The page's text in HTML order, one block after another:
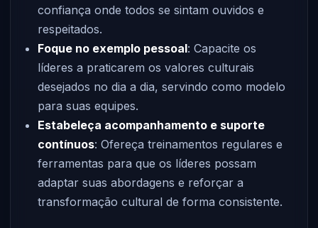
confiança onde todos se sintam ouvidos e
respeitados.
Foque no exemplo pessoal: Capacite os
líderes a praticarem os valores culturais
desejados no dia a dia, servindo como modelo
para suas equipes.
Estabeleça acompanhamento e suporte
contínuos: Ofereça treinamentos regulares e
ferramentas para que os líderes possam
adaptar suas abordagens e reforçar a
transformação cultural de forma consistente.